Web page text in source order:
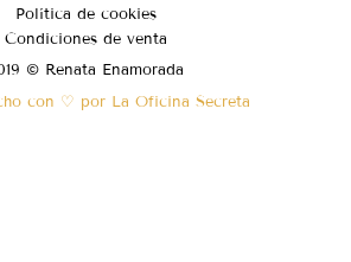
Política de cookies
Condiciones de venta
© Renata Enamorada
con ♡ por La Oficina Secreta